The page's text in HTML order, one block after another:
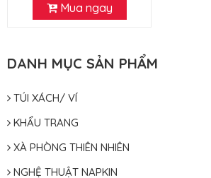
Mua ngay
DANH MỤC SẢN PHẨM
TÚI XÁCH/ VÍ
KHẨU TRANG
XÀ PHÒNG THIÊN NHIÊN
NGHỆ THUẬT NAPKIN